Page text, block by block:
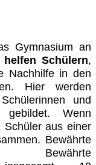
Gymnasium an
helfen Schülern,
Nachhilfe in den
Hier werden
und
gebildet. Wenn
Schüler aus einer
Bewährte
/ Bewährte